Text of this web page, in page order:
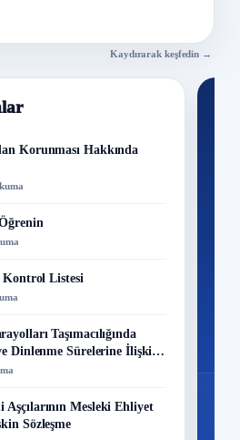
Kaydırarak keşfedin →
Korunması Hakkında
Öğrenin
Listesi
Taşımacılığında
Dinlenme Sürelerine İlişkin
Mesleki Ehliyet
Sözleşme